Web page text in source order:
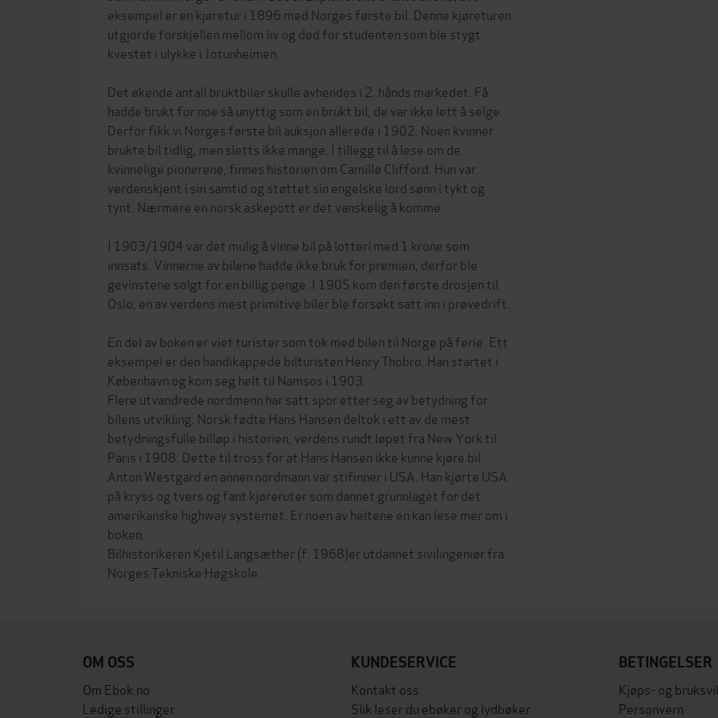
eksempel er en kjøretur i 1896 med Norges første bil. Denne kjøreturen
utgjorde forskjellen mellom liv og død for studenten som ble stygt
kvestet i ulykke i Jotunheimen.
Det økende antall bruktbiler skulle avhendes i 2. hånds markedet. Få
hadde brukt for noe så unyttig som en brukt bil, de var ikke lett å selge.
Derfor fikk vi Norges første bil auksjon allerede i 1902. Noen kvinner
brukte bil tidlig, men sletts ikke mange. I tillegg til å lese om de
kvinnelige pionerene, finnes historien om Camille Clifford. Hun var
verdenskjent i sin samtid og støttet sin engelske lord sønn i tykt og
tynt. Nærmere en norsk askepott er det vanskelig å komme.
I 1903/1904 var det mulig å vinne bil på lotteri med 1 krone som
innsats. Vinnerne av bilene hadde ikke bruk for premien, derfor ble
gevinstene solgt for en billig penge. I 1905 kom den første drosjen til
Oslo, en av verdens mest primitive biler ble forsøkt satt inn i prøvedrift.
En del av boken er viet turister som tok med bilen til Norge på ferie. Ett
eksempel er den handikappede bilturisten Henry Thobro. Han startet i
København og kom seg helt til Namsos i 1903.
Flere utvandrede nordmenn har satt spor etter seg av betydning for
bilens utvikling. Norsk fødte Hans Hansen deltok i ett av de mest
betydningsfulle billøp i historien, verdens rundt løpet fra New York til
Paris i 1908. Dette til tross for at Hans Hansen ikke kunne kjøre bil.
Anton Westgard en annen nordmann var stifinner i USA. Han kjørte USA
på kryss og tvers og fant kjøreruter som dannet grunnlaget for det
amerikanske highway systemet. Er noen av heltene en kan lese mer om i
boken.
Bilhistorikeren Kjetil Langsæther (f. 1968)er utdannet sivilingeniør fra
OM OSS
Om Ebok.no
Ledige stillinger
KUNDESERVICE
Kontakt oss
Slik leser du ebøker og lydbøker
BETINGELSER
Kjøps- og
Personvern